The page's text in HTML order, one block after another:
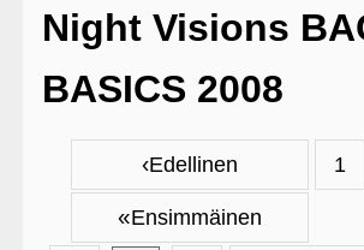
Night Visions
BASICS 2008
‹Edellinen
«Ensimmäinen
1